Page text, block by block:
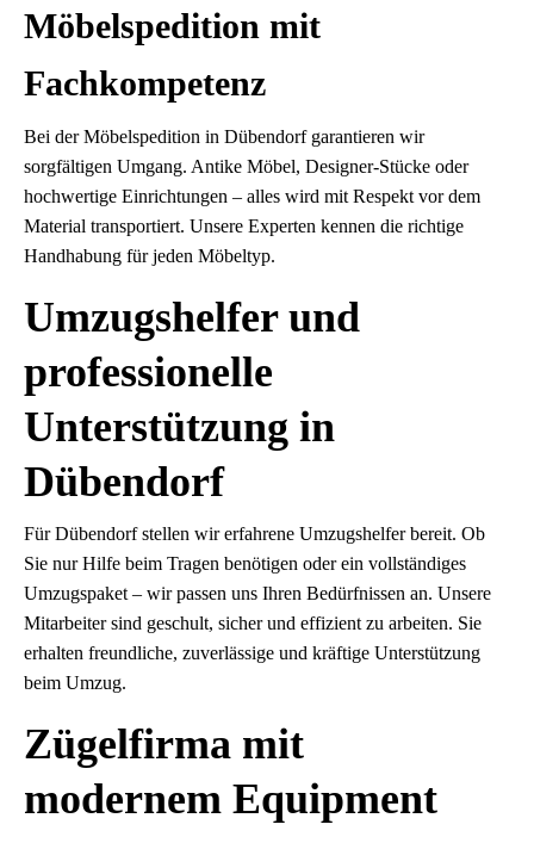
Möbelspedition mit
Fachkompetenz
Bei der Möbelspedition in Dübendorf garantieren wir
sorgfältigen Umgang. Antike Möbel, Designer-Stücke oder
hochwertige Einrichtungen – alles wird mit Respekt vor dem
Material transportiert. Unsere Experten kennen die richtige
Handhabung für jeden Möbeltyp.
Umzugshelfer und
professionelle
Unterstützung in
Dübendorf
Für Dübendorf stellen wir erfahrene Umzugshelfer bereit. Ob
Sie nur Hilfe beim Tragen benötigen oder ein vollständiges
Umzugspaket – wir passen uns Ihren Bedürfnissen an. Unsere
Mitarbeiter sind geschult, sicher und effizient zu arbeiten. Sie
erhalten freundliche, zuverlässige und kräftige Unterstützung
beim Umzug.
Zügelfirma mit
modernem Equipment